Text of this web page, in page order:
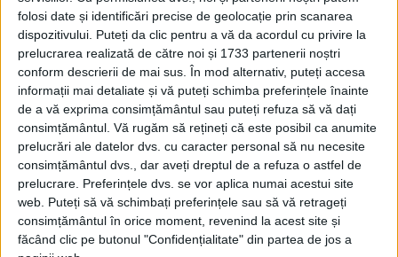
folosi date și identificări precise de geolocație prin scanarea
dispozitivului. Puteți da clic pentru a vă da acordul cu privire la
prelucrarea realizată de către noi și 1733 partenerii noștri
conform descrierii de mai sus. În mod alternativ, puteți accesa
informații mai detaliate și vă puteți schimba preferințele înainte
de a vă exprima consimțământul sau puteți refuza să vă dați
consimțământul. Vă rugăm să rețineți că este posibil ca anumite
prelucrări ale datelor dvs. cu caracter personal să nu necesite
consimțământul dvs., dar aveți dreptul de a refuza o astfel de
prelucrare. Preferințele dvs. se vor aplica numai acestui site
web. Puteți să vă schimbați preferințele sau să vă retrageți
consimțământul în orice moment, revenind la acest site și
făcând clic pe butonul "Confidențialitate" din partea de jos a
Propunerea venită din partea lui I.G. Duca ,
în calitatea sa de ministru al instrucţiunii